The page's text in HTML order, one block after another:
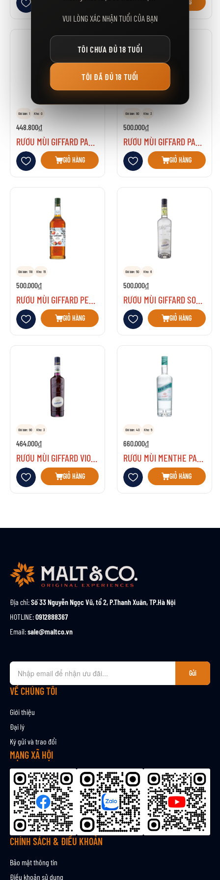
GIỎ HÀNG GIỎ HÀNG
Đã bán: 1 Kho: 0
448.800₫
Thêm vào danh sách yêu thích
GIỎ HÀNG
Đã bán: 90 Kho: 3
500.000₫
RƯỢU MÙI GIFFARD PARFAIT TRIPLE SEC
Thêm vào danh sách yêu thích
GIỎ HÀNG
Đã bán: 118 Kho: 15
500.000₫
RƯỢU MÙI GIFFARD PEACH ĐÀO
Thêm vào danh sách yêu thích
GIỎ HÀNG
Đã bán: 50 Kho: 6
500.000₫
RƯỢU MÙI GIFFARD SOUR APPLE
Thêm vào danh sách yêu thích
GIỎ HÀNG
Đã bán: 90 Kho: 3
464.000₫
RƯỢU MÙI GIFFARD VIOLETTE
Thêm vào danh sách yêu thích
GIỎ HÀNG
Đã bán: 40 Kho: 5
660.000₫
RƯỢU MÙI MENTHE PASTILLE
Thêm vào danh sách yêu thích
GIỎ HÀNG
Địa chỉ:Số 33 Nguyễn Ngọc Vũ, tổ 2, P.Thanh Xuân, TP.Hà Nội
HOTLINE:0912888367
Email:sale@maltco.vn
Đ
n
k
n
h
ậ
Gửi
VỀ CHÚNG TÔI
Giới thiệu
Đại lý
Ký gửi và trao đổi
MẠNG XÃ HỘI
CHÍNH SÁCH & ĐIỀU KHOẢN
Bảo mật thông tin
Điều khoản sử dụng
VUI LÒNG XÁC NHẬN TUỔI CỦA BẠN
TÔI CHƯA ĐỦ 18 TUỔI
TÔI ĐÃ ĐỦ 18 TUỔI